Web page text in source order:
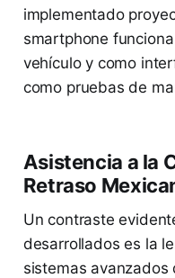
implementado
smartphone
vehículo y como
como pruebas de
Asistencia a la
Retraso
Un contraste
desarrollados es la
sistemas avanzados